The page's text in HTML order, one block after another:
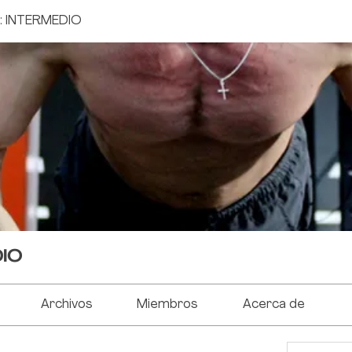
INTERMEDIO
Archivos Miembros Acerca de